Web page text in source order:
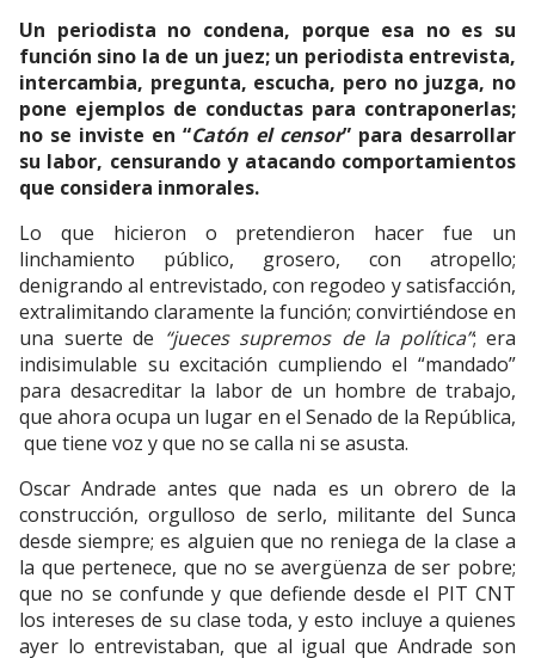
Un periodista no condena, porque esa no es su
función sino la de un juez; un periodista entrevista,
intercambia, pregunta, escucha, pero no juzga, no
pone ejemplos de conductas para contraponerlas;
no se inviste en “Catón el censor” para desarrollar
su labor, censurando y atacando comportamientos
que considera inmorales.
Lo que hicieron o pretendieron hacer fue un
linchamiento público, grosero, con atropello;
denigrando al entrevistado, con regodeo y satisfacción,
extralimitando claramente la función; convirtiéndose en
una suerte de “jueces supremos de la política”; era
indisimulable su excitación cumpliendo el “mandado”
para desacreditar la labor de un hombre de trabajo,
que ahora ocupa un lugar en el Senado de la República,
que tiene voz y que no se calla ni se asusta.
Oscar Andrade antes que nada es un obrero de la
construcción, orgulloso de serlo, militante del Sunca
desde siempre; es alguien que no reniega de la clase a
la que pertenece, que no se avergüenza de ser pobre;
que no se confunde y que defiende desde el PIT CNT
los intereses de su clase toda, y esto incluye a quienes
ayer lo entrevistaban, que al igual que Andrade son